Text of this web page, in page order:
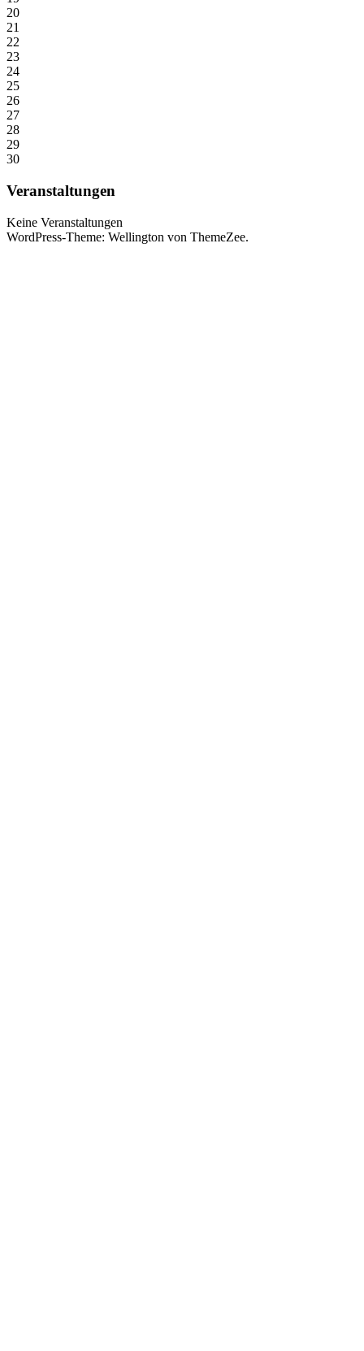
20
21
22
23
24
25
26
27
28
29
30
Veranstaltungen
Keine Veranstaltungen
WordPress-Theme: Wellington von ThemeZee.